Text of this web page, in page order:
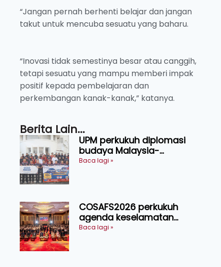
“Jangan pernah berhenti belajar dan jangan
takut untuk mencuba sesuatu yang baharu.
“Inovasi tidak semestinya besar atau canggih,
tetapi sesuatu yang mampu memberi impak
positif kepada pembelajaran dan
perkembangan kanak-kanak,” katanya.
Berita Lain...
UPM perkukuh diplomasi
budaya Malaysia-
Indonesia melalui Narasi
Baca lagi »
COSAFS2026 perkukuh
agenda keselamatan
makanan, AgriHub pacu
Baca lagi »